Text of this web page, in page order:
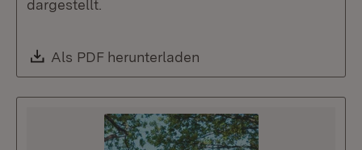
dargestellt.
Download:
Als PDF herunterladen